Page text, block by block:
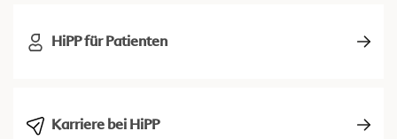
HiPP für Patienten
Karriere bei HiPP